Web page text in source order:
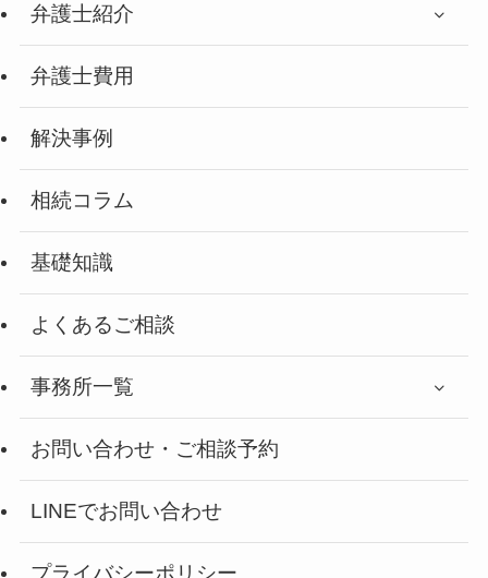
弁護士紹介
弁護士費用
解決事例
相続コラム
基礎知識
よくあるご相談
事務所一覧
お問い合わせ・ご相談予約
LINEでお問い合わせ
プライバシーポリシー